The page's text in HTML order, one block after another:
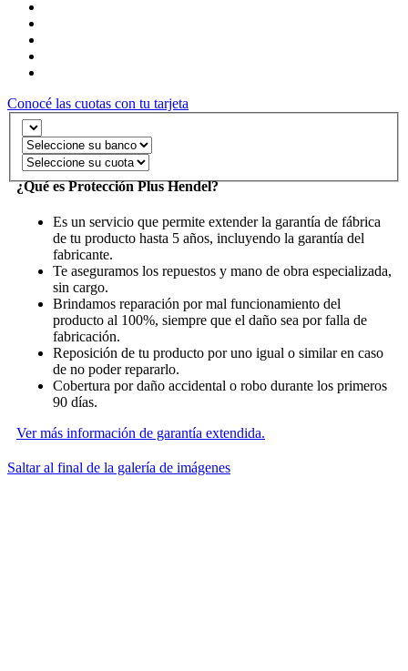
Conocé las cuotas con tu tarjeta
¿Qué es Protección Plus Hendel?
Es un servicio que permite extender la garantía de fábrica
de tu producto hasta 5 años, incluyendo la garantía del
fabricante.
Te aseguramos los repuestos y mano de obra especializada,
sin cargo.
Brindamos reparación por mal funcionamiento del
producto al 100%, siempre que el daño sea por falla de
fabricación.
Reposición de tu producto por uno igual o similar en caso
de no poder repararlo.
Cobertura por daño accidental o robo durante los primeros
90 días.
Ver más información de garantía extendida.
Saltar al final de la galería de imágenes